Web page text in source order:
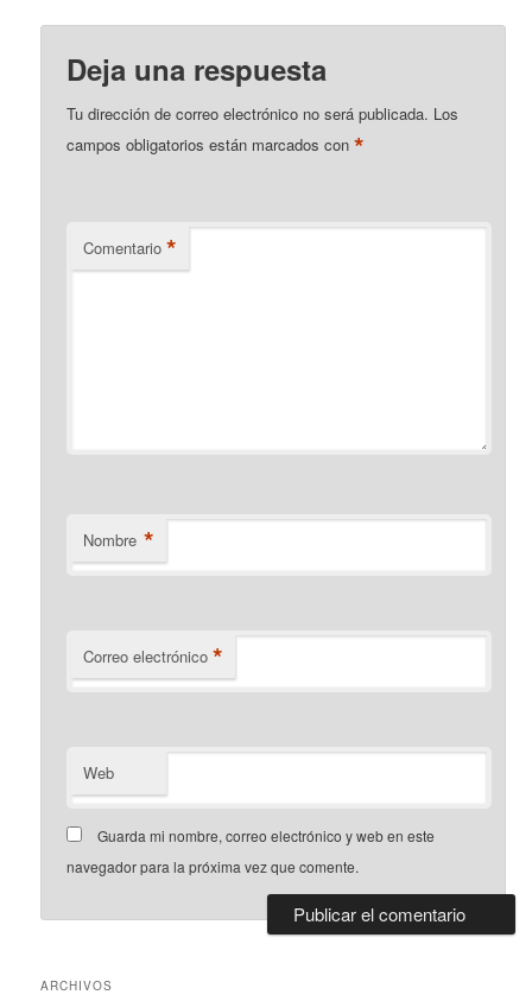
Deja una respuesta
Tu dirección de correo electrónico no será publicada. Los
campos obligatorios están marcados con*
Comentario *
Nombre *
Correo electrónico *
Web
Guarda mi nombre, correo electrónico y web en este
navegador para la próxima vez que comente.
ARCHIVOS